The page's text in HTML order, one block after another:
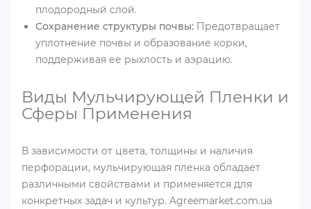
плодородный слой.
Сохранение структуры почвы: Предотвращает
уплотнение почвы и образование корки,
поддерживая ее рыхлость и аэрацию.
Виды Мульчирующей Пленки и
Сферы Применения
В зависимости от цвета, толщины и наличия
перфорации, мульчирующая пленка обладает
различными свойствами и применяется для
конкретных задач и культур. Agreemarket.com.ua